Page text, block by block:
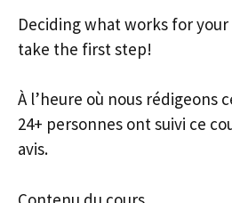
Deciding what works for
take the first step!
À l’heure où nous rédigeons
24+ personnes ont suivi ce
avis.